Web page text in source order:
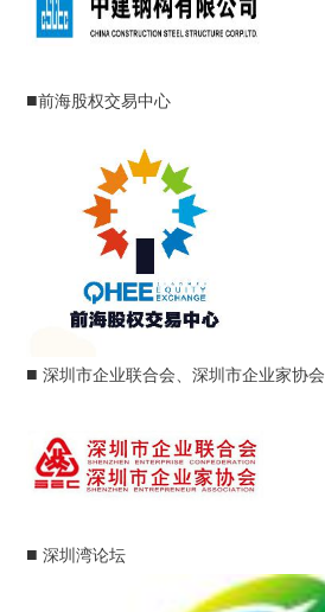
■前海股权交易中心
■深圳市企业联合会、深圳市企业家协会
■深圳湾论坛